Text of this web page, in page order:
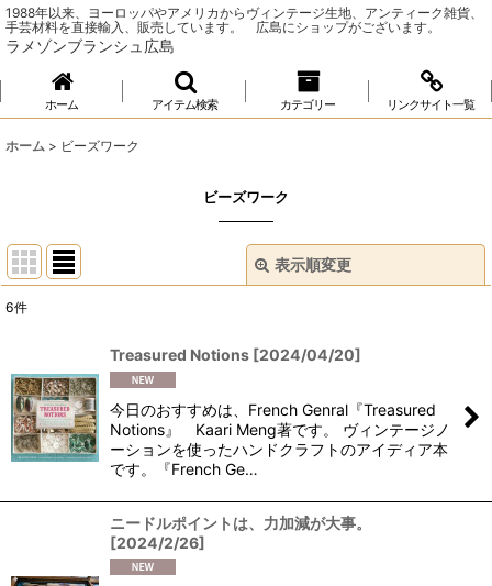
1988年以来、ヨーロッパやアメリカからヴィンテージ生地、アンティーク雑貨、
手芸材料を直接輸入、販売しています。 広島にショップがございます。
ラメゾンブランシュ広島
ホーム アイテム検索 カテゴリー リンクサイト一覧
ホーム > ビーズワーク
ビーズワーク
表示順変更
並び順:
絞り込む
6件
Treasured Notions [2024/04/20]
今日のおすすめは、French Genral『Treasured
Notions』 Kaari Meng著です。 ヴィンテージノ
ーションを使ったハンドクラフトのアイディア本
です。『French Ge…
ニードルポイントは、力加減が大事。
[2024/2/26]